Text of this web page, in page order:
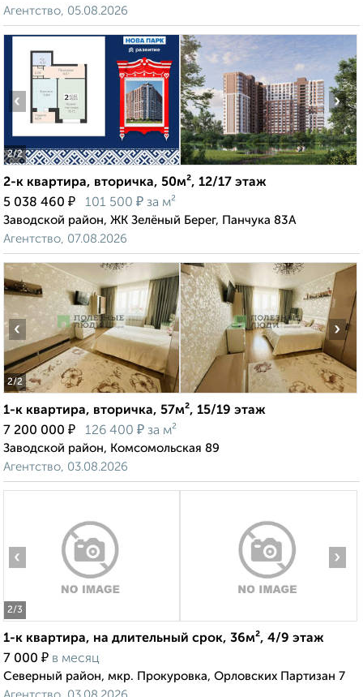
Агентство, 05.08.2026
2/2
‹ ›
2-к квартира, вторичка, 50м², 12/17 этаж
5 038 460 ₽ 101 500 ₽ за м²
Заводской район, ЖК Зелёный Берег, Панчука 83А
Агентство, 07.08.2026
2/2
‹ ›
1-к квартира, вторичка, 57м², 15/19 этаж
7 200 000 ₽ 126 400 ₽ за м²
Заводской район, Комсомольская 89
Агентство, 03.08.2026
2/3
‹ ›
1-к квартира, на длительный срок, 36м², 4/9 этаж
7 000 ₽ в месяц
Северный район, мкр. Прокуровка, Орловских Партизан 7